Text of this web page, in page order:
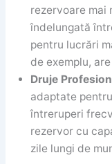
rezervoare mai
îndelungată
pentru lucrări
de exemplu,
Druje
adaptate
întreruperi
rezervor cu
zile lungi de